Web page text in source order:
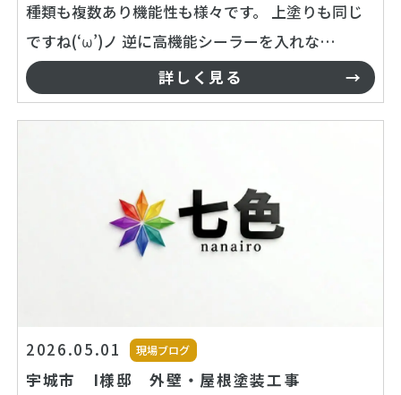
種類も複数あり機能性も様々です。 上塗りも同じ
ですね(‘ω’)ノ 逆に高機能シーラーを入れな…
詳しく見る
2026.05.01 現場ブログ
宇城市 I様邸 外壁・屋根塗装工事